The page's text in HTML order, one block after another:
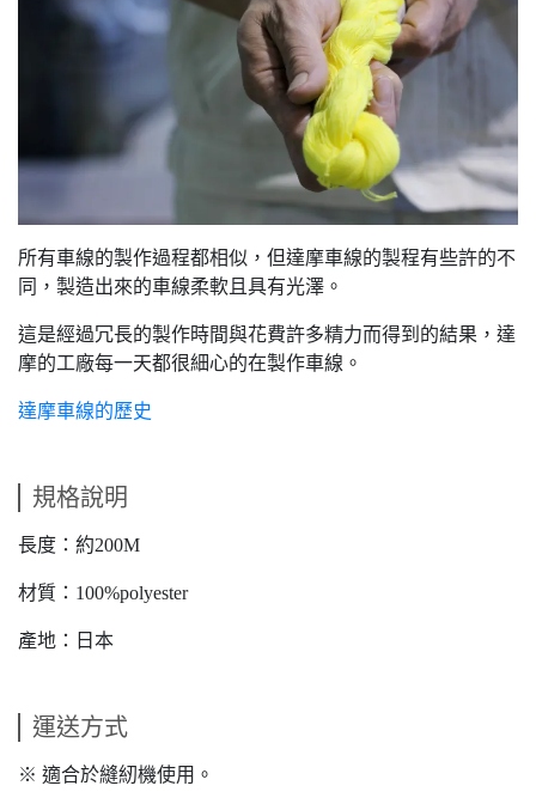
所有車線的製作過程都相似，但達摩車線的製程有些許的不
同，製造出來的車線柔軟且具有光澤。
這是經過冗長的製作時間與花費許多精力而得到的結果，達
摩的工廠每一天都很細心的在製作車線。
達摩車線的歷史
規格說明
長度：約200M
材質：100%polyester
產地：日本
運送方式
※ 適合於縫紉機使用。